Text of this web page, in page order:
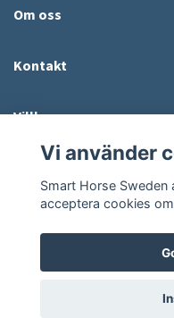
Om oss
Kontakt
Villkor
Sociala medier
© 2026 Smart Horse
Vi använder
Smart Horse Sweden
acceptera cookies